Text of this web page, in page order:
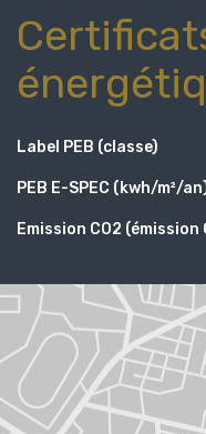
Label PEB (classe)
PEB E-SPEC (kwh/m²/
Emission CO2 (émission